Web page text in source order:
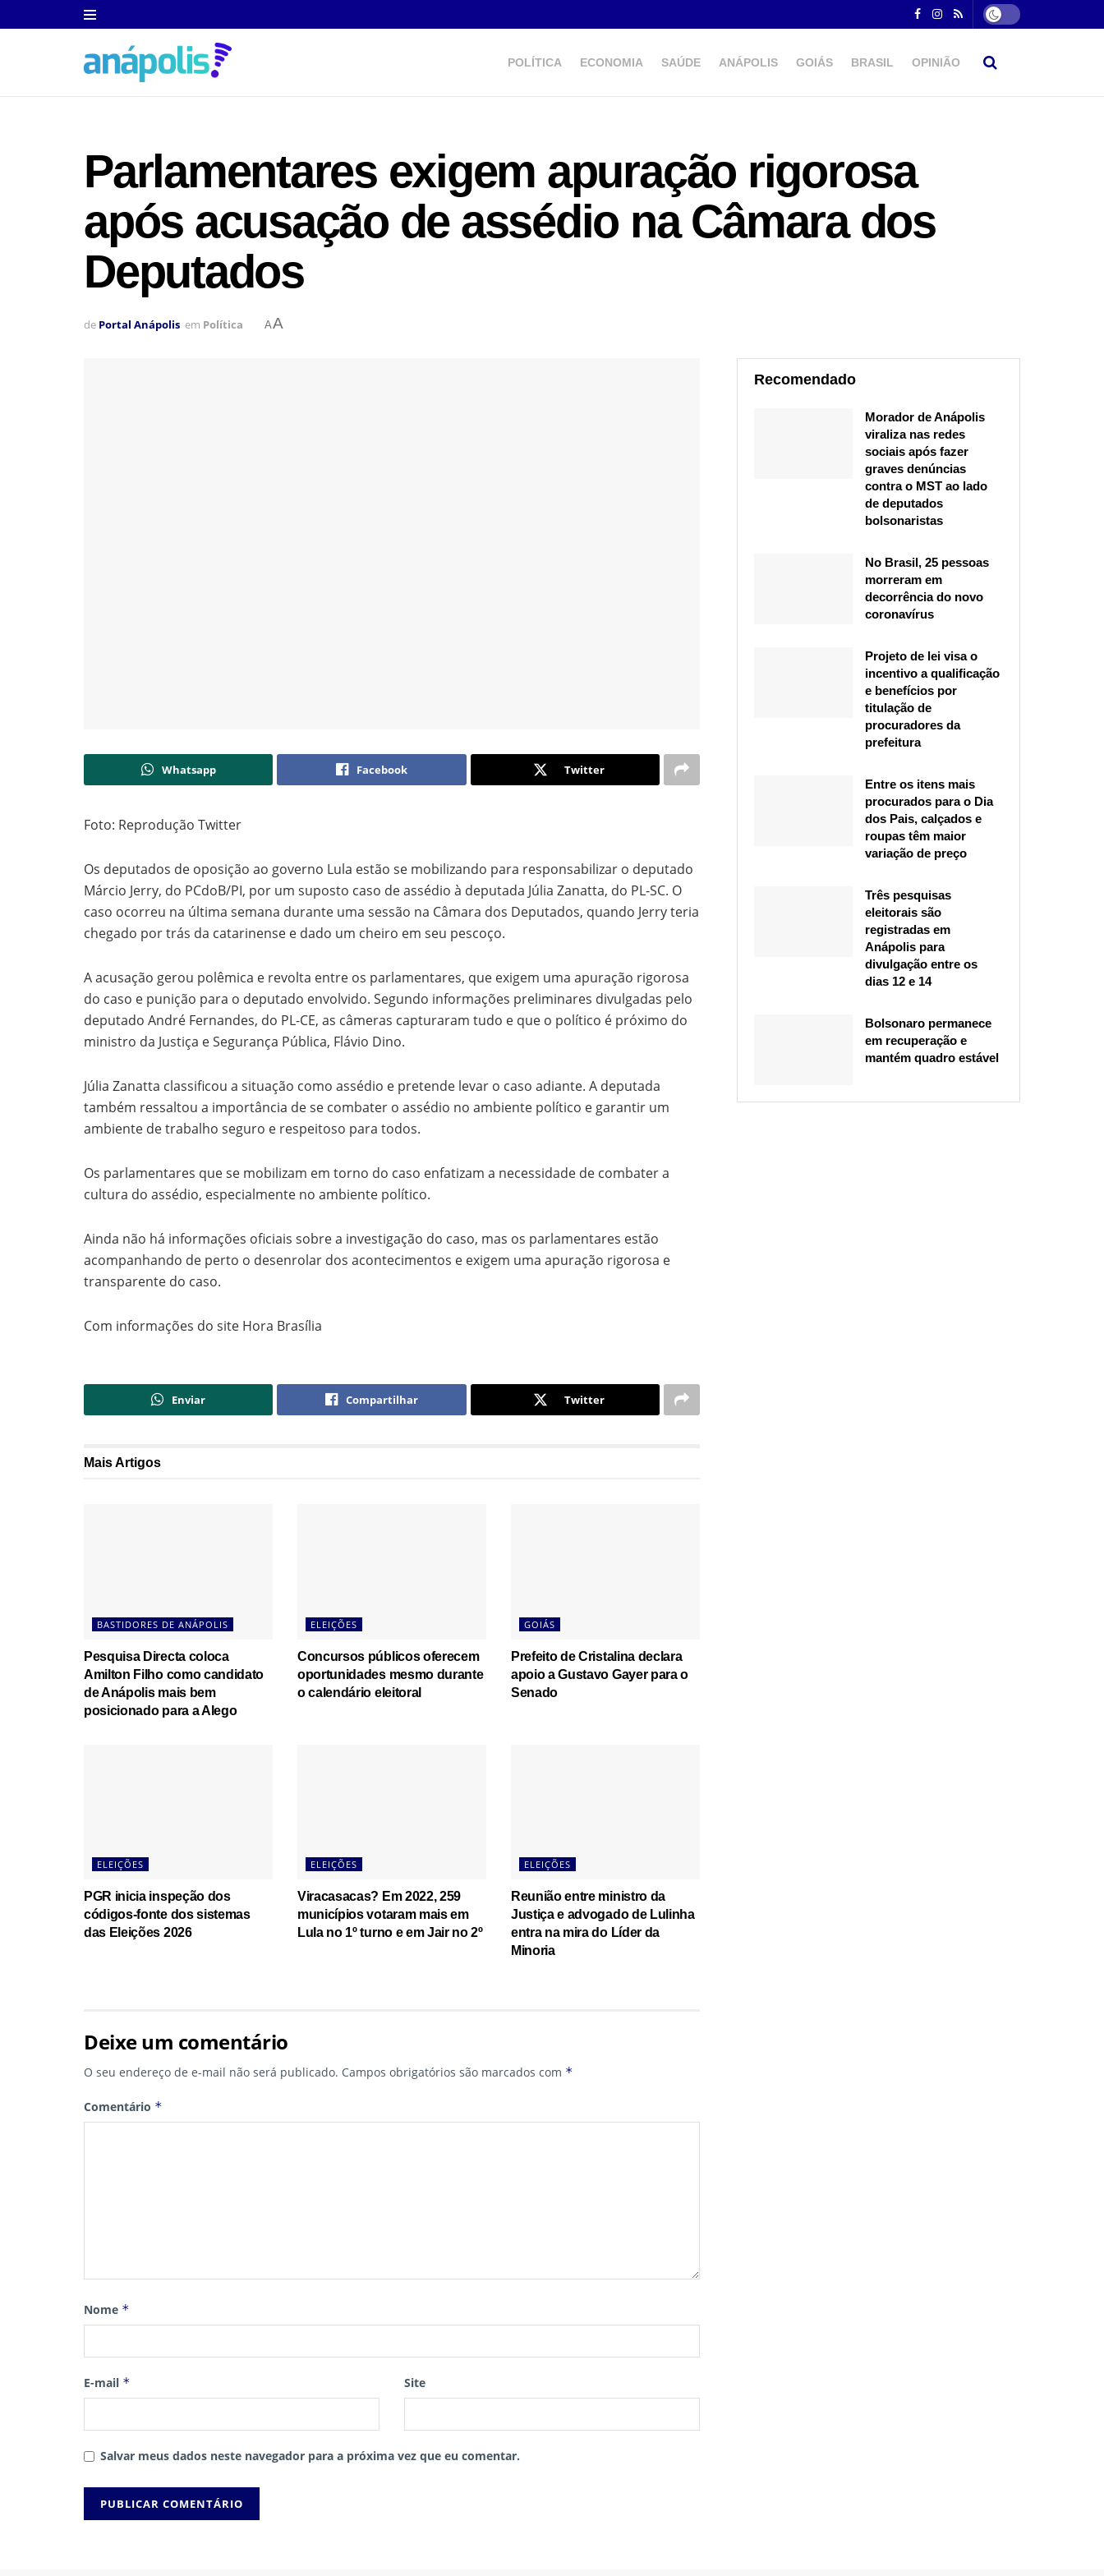
POLÍTICA ECONOMIA SAÚDE ANÁPOLIS GOIÁS BRASIL OPINIÃO
Parlamentares exigem apuração rigorosa
após acusação de assédio na Câmara dos
Deputados
de Portal Anápolis em Política AA
Whatsapp Facebook Twitter
Foto: Reprodução Twitter
Os deputados de oposição ao governo Lula estão se mobilizando para responsabilizar o deputado
Márcio Jerry, do PCdoB/PI, por um suposto caso de assédio à deputada Júlia Zanatta, do PL-SC. O
caso ocorreu na última semana durante uma sessão na Câmara dos Deputados, quando Jerry teria
chegado por trás da catarinense e dado um cheiro em seu pescoço.
A acusação gerou polêmica e revolta entre os parlamentares, que exigem uma apuração rigorosa
do caso e punição para o deputado envolvido. Segundo informações preliminares divulgadas pelo
deputado André Fernandes, do PL-CE, as câmeras capturaram tudo e que o político é próximo do
ministro da Justiça e Segurança Pública, Flávio Dino.
Júlia Zanatta classificou a situação como assédio e pretende levar o caso adiante. A deputada
também ressaltou a importância de se combater o assédio no ambiente político e garantir um
ambiente de trabalho seguro e respeitoso para todos.
Os parlamentares que se mobilizam em torno do caso enfatizam a necessidade de combater a
cultura do assédio, especialmente no ambiente político.
Ainda não há informações oficiais sobre a investigação do caso, mas os parlamentares estão
acompanhando de perto o desenrolar dos acontecimentos e exigem uma apuração rigorosa e
transparente do caso.
Com informações do site Hora Brasília
Enviar Compartilhar Twitter
MaisArtigos
BASTIDORES DE ANÁPOLIS
Pesquisa Directa coloca
Amilton Filho como candidato
de Anápolis mais bem
posicionado para a Alego
ELEIÇÕES
Concursos públicos oferecem
oportunidades mesmo durante
o calendário eleitoral
GOIÁS
Prefeito de Cristalina declara
apoio a Gustavo Gayer para o
Senado
ELEIÇÕES
PGR inicia inspeção dos
códigos-fonte dos sistemas
das Eleições 2026
ELEIÇÕES
Viracasacas? Em 2022, 259
municípios votaram mais em
Lula no 1º turno e em Jair no 2º
ELEIÇÕES
Reunião entre ministro da
Justiça e advogado de Lulinha
entra na mira do Líder da
Minoria
Deixe um comentário
O seu endereço de e-mail não será publicado. Campos obrigatórios são marcados com *
Comentário *
Nome *
E-mail * Site
Salvar meus dados neste navegador para a próxima vez que eu comentar.
Recomendado
Morador de Anápolis
viraliza nas redes
sociais após fazer
graves denúncias
contra o MST ao lado
de deputados
bolsonaristas
No Brasil, 25 pessoas
morreram em
decorrência do novo
coronavírus
Projeto de lei visa o
incentivo a qualificação
e benefícios por
titulação de
procuradores da
prefeitura
Entre os itens mais
procurados para o Dia
dos Pais, calçados e
roupas têm maior
variação de preço
Três pesquisas
eleitorais são
registradas em
Anápolis para
divulgação entre os
dias 12 e 14
Bolsonaro permanece
em recuperação e
mantém quadro estável